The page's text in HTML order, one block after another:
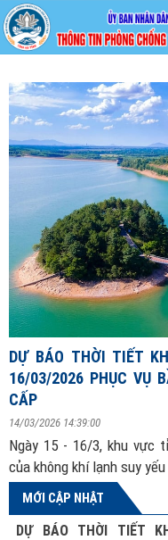
Chủ nhật, 9/8/2026
DỰ BÁO THỜI TIẾT
16/03/2026 PHỤC VỤ
CẤP
14/03/2026 14:39:00
Ngày 15 - 16/3, khu vực
của không khí lạnh suy
MỚI CẬP NHẬT
DỰ BÁO THỜI TIẾT